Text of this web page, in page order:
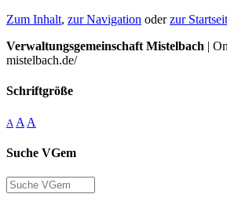
Zum Inhalt, zur Navigation oderzur
Verwaltungsgemeinschaft Mistelbach |
mistelbach.de/
Schriftgröße
A A A
Suche VGem